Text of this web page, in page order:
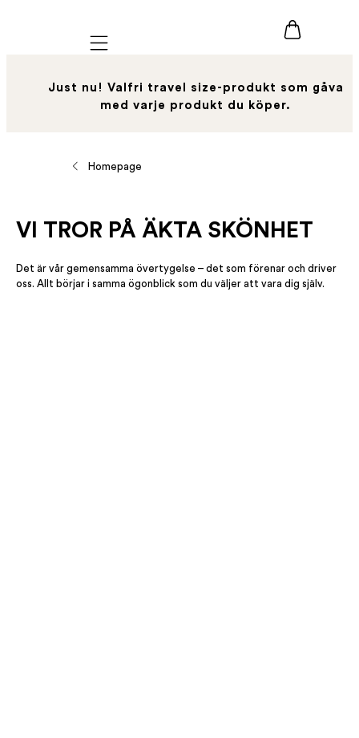
Mobile navigation
Just nu! Valfri travel size-produkt som gåva
med varje produkt du köper.
Homepage
VI TROR PÅ ÄKTA SKÖNHET
Det är vår gemensamma övertygelse – det som förenar och driver
oss. Allt börjar i samma ögonblick som du väljer att vara dig själv.